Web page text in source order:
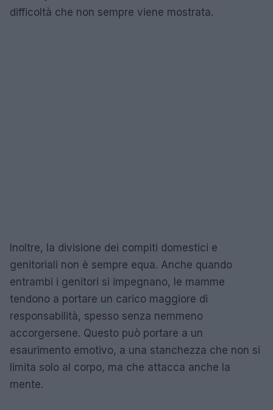
difficoltà che non sempre viene mostrata.
Inoltre, la divisione dei compiti domestici e
genitoriali non è sempre equa. Anche quando
entrambi i genitori si impegnano, le mamme
tendono a portare un carico maggiore di
responsabilità, spesso senza nemmeno
accorgersene. Questo può portare a un
esaurimento emotivo, a una stanchezza che non si
limita solo al corpo, ma che attacca anche la
mente.